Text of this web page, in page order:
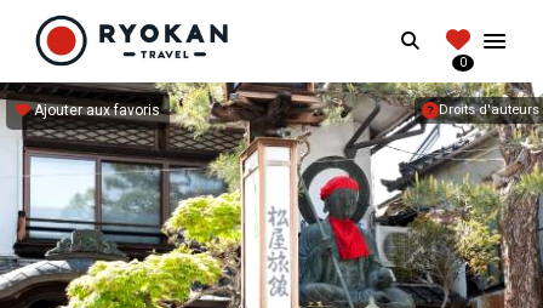
RYOKANTRAVEL
Vivez l'expérience authentique d'un Ryokan
Search
0
Droits d'auteurs
Ajouter aux favoris